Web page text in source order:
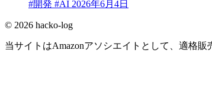
#開発 #AI 2026年6月4日
© 2026 hacko-log
当サイトはAmazonアソシエイトとして、適格販